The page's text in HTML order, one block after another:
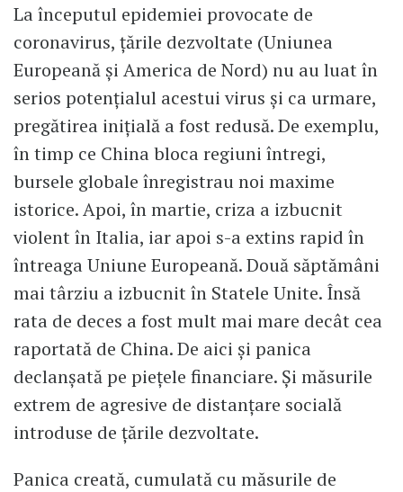
La începutul epidemiei provocate de
coronavirus, țările dezvoltate (Uniunea
Europeană și America de Nord) nu au luat în
serios potențialul acestui virus și ca urmare,
pregătirea inițială a fost redusă. De exemplu,
în timp ce China bloca regiuni întregi,
bursele globale înregistrau noi maxime
istorice. Apoi, în martie, criza a izbucnit
violent în Italia, iar apoi s-a extins rapid în
întreaga Uniune Europeană. Două săptămâni
mai târziu a izbucnit în Statele Unite. Însă
rata de deces a fost mult mai mare decât cea
raportată de China. De aici și panica
declanșată pe piețele financiare. Și măsurile
extrem de agresive de distanțare socială
introduse de țările dezvoltate.
Panica creată, cumulată cu măsurile de